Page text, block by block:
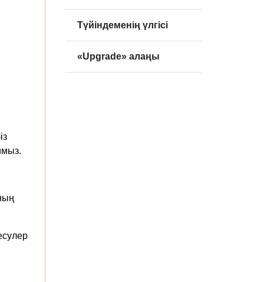
Түйіндеменің үлгісі
«Upgrade» алаңы